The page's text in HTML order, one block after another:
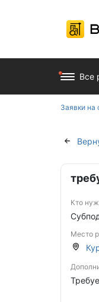
Все
Заявки на
Кто
Место